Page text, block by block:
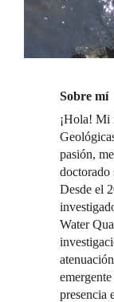
Sobre mí
¡Hola! Mi
pasión,
doctorado
Desde el
Water
presencia